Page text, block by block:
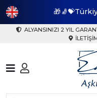
ALYANSINIZI 2 YIL